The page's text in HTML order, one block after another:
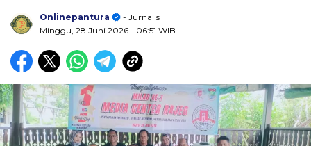
Onlinepantura
- Jurnalis
Minggu, 28 Juni 2026 - 06:51 WIB